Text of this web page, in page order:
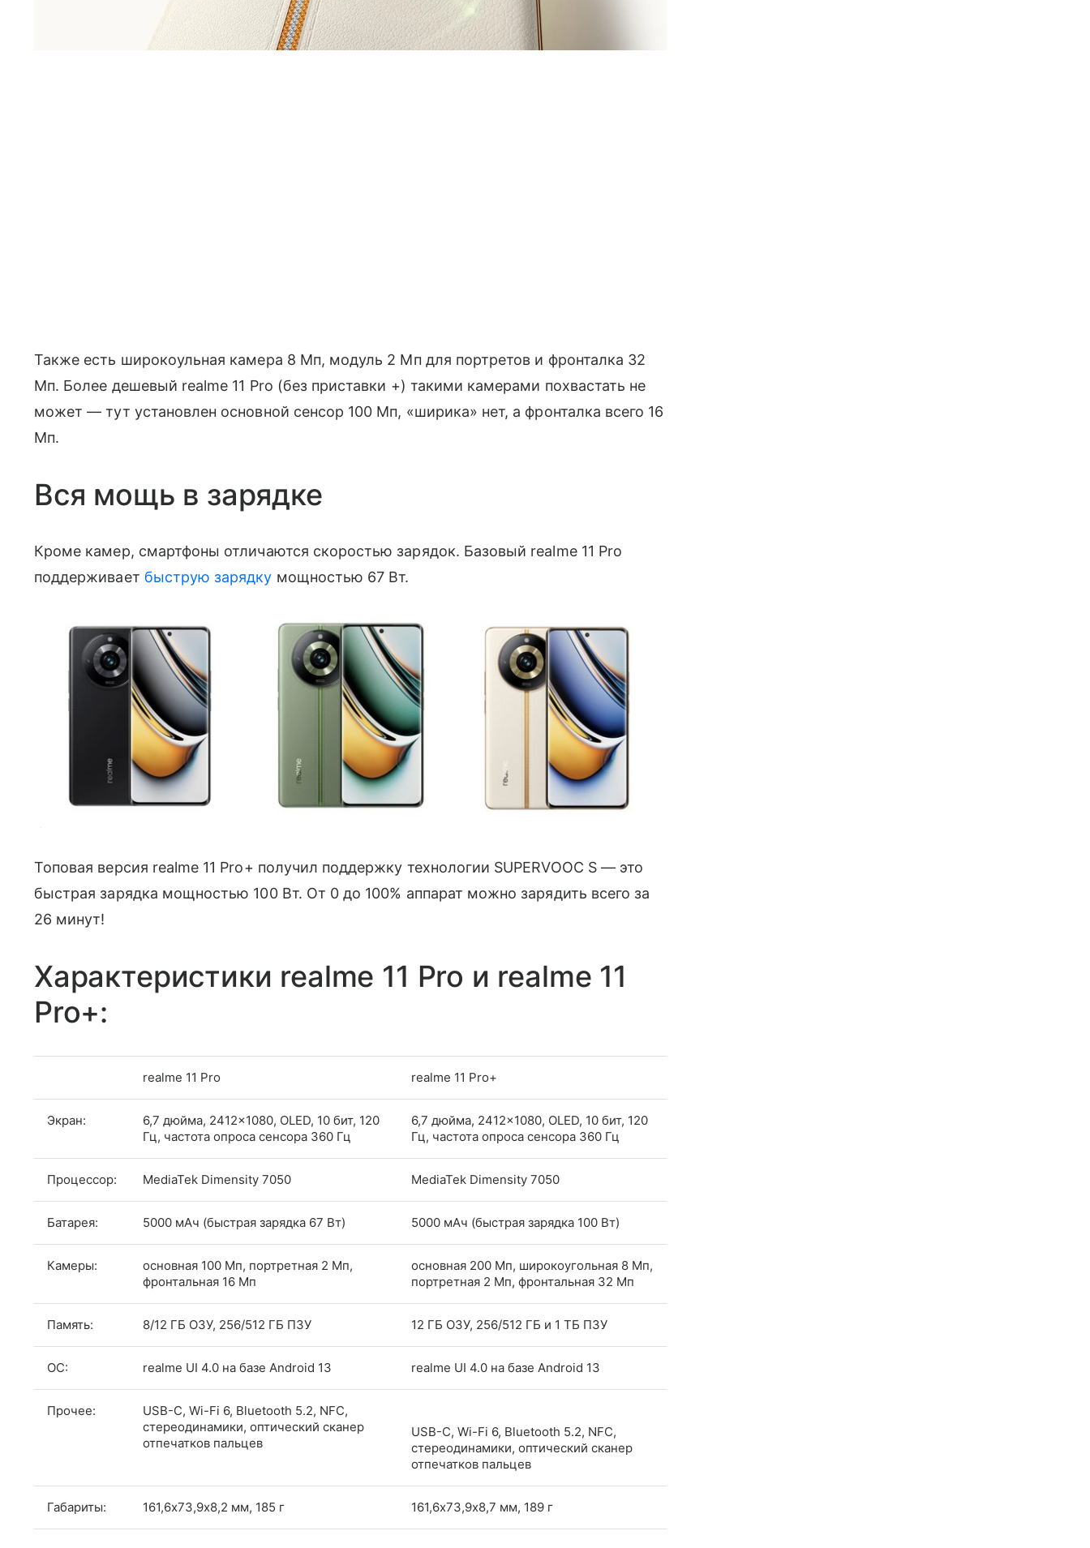
Также есть широкоульная камера 8 Мп, модуль 2 Мп для портретов и фронталка 32
Мп. Более дешевый realme 11 Pro (без приставки +) такими камерами похвастать не
может — тут установлен основной сенсор 100 Мп, «ширика» нет, а фронталка всего 16
Мп.
Вся мощь в зарядке
Кроме камер, смартфоны отличаются скоростью зарядок. Базовый realme 11 Pro
поддерживает быструю зарядку мощностью 67 Вт.
Топовая версия realme 11 Pro+ получил поддержку технологии SUPERVOOC S — это
быстрая зарядка мощностью 100 Вт. От 0 до 100% аппарат можно зарядить всего за
26 минут!
Характеристики realme 11 Pro и realme 11
Pro+:
realme 11 Pro realme 11 Pro+
Экран:
6,7 дюйма, 2412×1080, OLED, 10 бит, 120
Гц, частота опроса сенсора 360 Гц
6,7 дюйма, 2412×1080, OLED, 10 бит, 120
Гц, частота опроса сенсора 360 Гц
Процессор: MediaTek Dimensity 7050 MediaTek Dimensity 7050
Батарея: 5000 мАч (быстрая зарядка 67 Вт) 5000 мАч (быстрая зарядка 100 Вт)
Камеры:
основная 100 Мп, портретная 2 Мп,
фронтальная 16 Мп
основная 200 Мп, широкоугольная 8 Мп,
портретная 2 Мп, фронтальная 32 Мп
Память: 8/12 ГБ ОЗУ, 256/512 ГБ ПЗУ 12 ГБ ОЗУ, 256/512 ГБ и 1 ТБ ПЗУ
ОС: realme UI 4.0 на базе Android 13 realme UI 4.0 на базе Android 13
Прочее:
USB-C, Wi-Fi 6, Bluetooth 5.2, NFC,
стереодинамики, оптический сканер
отпечатков пальцев
USB-C, Wi-Fi 6, Bluetooth 5.2, NFC,
стереодинамики, оптический сканер
отпечатков пальцев
Габариты: 161,6х73,9х8,2 мм, 185 г 161,6х73,9х8,7 мм, 189 г